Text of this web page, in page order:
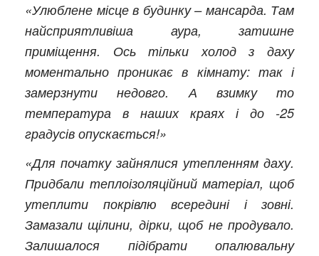
«Улюблене місце в будинку – мансарда. Там
найсприятливіша аура, затишне
приміщення. Ось тільки холод з даху
моментально проникає в кімнату: так і
замерзнути недовго. А взимку то
температура в наших краях і до -25
градусів опускається!»
«Для початку зайнялися утепленням даху.
Придбали теплоізоляційний матеріал, щоб
утеплити покрівлю всередині і зовні.
Замазали щілини, дірки, щоб не продувало.
Залишалося підібрати опалювальну